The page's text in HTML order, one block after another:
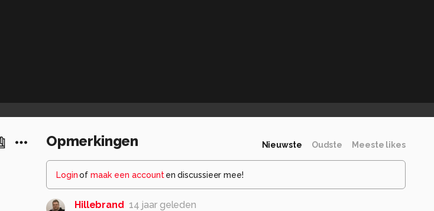
Opmerkingen Nieuwste Oudste Meeste likes
Loginof maak een account en discussieer mee!
Hillebrand 14 jaar geleden